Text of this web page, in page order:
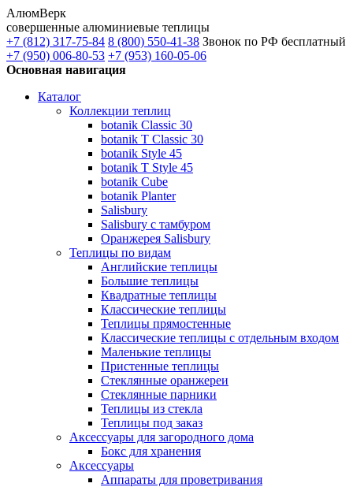
АлюмВерк
совершенные алюминиевые теплицы
+7 (812) 317-75-84 8 (800) 550-41-38 Звонок по РФ бесплатный
+7 (950) 006-80-53 +7 (953) 160-05-06
Основная навигация
Каталог
Коллекции теплиц
botanik Classic 30
botanik T Classic 30
botanik Style 45
botanik Т Style 45
botanik Cube
botanik Planter
Salisbury
Salisbury с тамбуром
Оранжерея Salisbury
Теплицы по видам
Английские теплицы
Большие теплицы
Квадратные теплицы
Классические теплицы
Теплицы прямостенные
Классические теплицы с отдельным входом
Маленькие теплицы
Пристенные теплицы
Стеклянные оранжереи
Стеклянные парники
Теплицы из стекла
Теплицы под заказ
Аксессуары для загородного дома
Бокс для хранения
Аксессуары
Аппараты для проветривания